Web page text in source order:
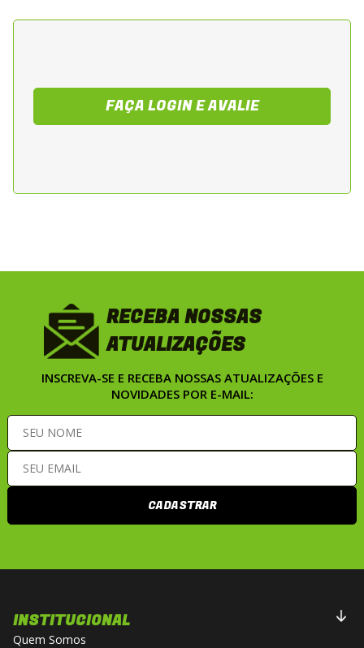
FAÇA LOGIN E AVALIE
RECEBA NOSSAS
ATUALIZAÇÕES
INSCREVA-SE E RECEBA NOSSAS ATUALIZAÇÕES E
NOVIDADES POR E-MAIL:
CADASTRAR
INSTITUCIONAL
Quem Somos